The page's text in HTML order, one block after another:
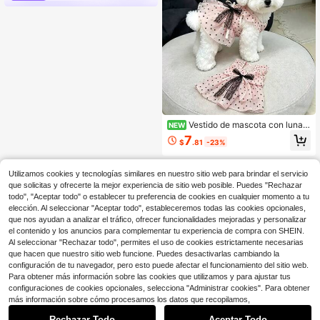
NEW Vestido de mascota con lunare
s y encaje, falda de ballet de tul de
verano, atuendo elegante de estilo
princesa para boda y fiesta, adecua
$7.81 -23%
Utilizamos cookies y tecnologías similares en nuestro sitio web para brindar el servicio
que solicitas y ofrecerte la mejor experiencia de sitio web posible. Puedes "Rechazar
todo", "Aceptar todo" o establecer tu preferencia de cookies en cualquier momento a tu
elección. Al seleccionar "Aceptar todo", estableceremos todas las cookies opcionales,
que nos ayudan a analizar el tráfico, ofrecer funcionalidades mejoradas y personalizar
el contenido y los anuncios para complementar tu experiencia de compra con SHEIN.
Al seleccionar "Rechazar todo", permites el uso de cookies estrictamente necesarias
que hacen que nuestro sitio web funcione. Puedes desactivarlas cambiando la
configuración de tu navegador, pero esto puede afectar el funcionamiento del sitio web.
Para obtener más información sobre las cookies que utilizamos y para ajustar tus
configuraciones de cookies opcionales, selecciona "Administrar cookies". Para obtener
más información sobre cómo procesamos los datos que recopilamos,